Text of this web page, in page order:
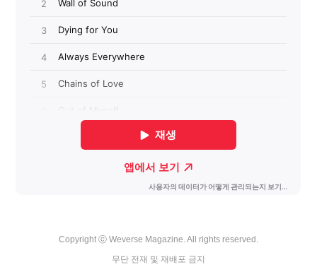
Copyright ⓒ Weverse Magazine. All rights reserved.
무단 전재 및 재배포 금지